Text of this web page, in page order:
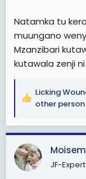
Natamka tu
muungano
Mzanzibari
kutawala zenji
R
a
c
t
i
o
Licking
other person
JF-